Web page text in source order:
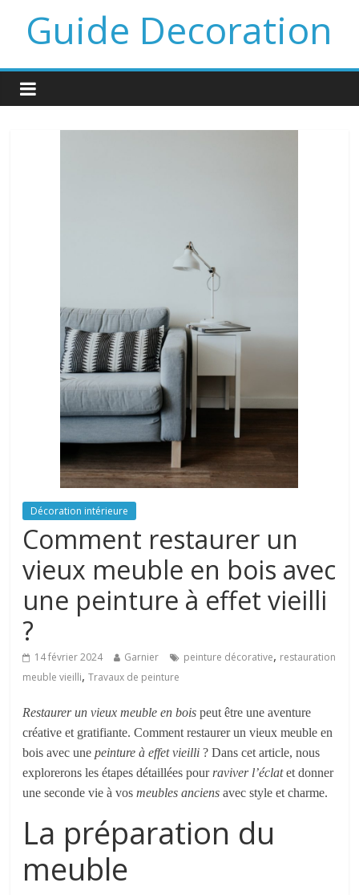
Guide Decoration
Décoration intérieure
Comment restaurer un
vieux meuble en bois avec
une peinture à effet vieilli
?
14 février 2024 Garnier peinture décorative, restauration
meuble vieilli,Travaux de peinture
Restaurer un vieux meuble en bois peut être une aventure
créative et gratifiante.Comment restaurer un vieux meuble en
bois avec unepeinture à effet vieilli ?Dans cet article, nous
explorerons les étapes détaillées pour raviver l’éclatet donner
une seconde vie à vosmeubles anciensavec style et charme.
La préparation du
meuble